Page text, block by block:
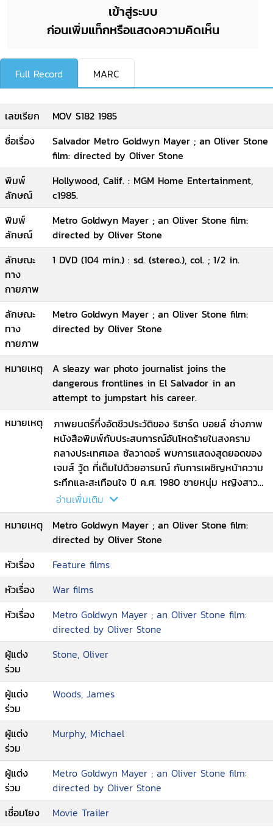
เข้าสู่ระบบ
ก่อนเพิ่มแท็กหรือแสดงความคิดเห็น
Full Record MARC
เลขเรียก
MOV S182 1985
ชื่อเรื่อง
Salvador Metro Goldwyn Mayer ; an Oliver Stone
film: directed by Oliver Stone
พิมพ์
ลักษณ์
Hollywood, Calif. : MGM Home Entertainment,
c1985.
พิมพ์
ลักษณ์
Metro Goldwyn Mayer ; an Oliver Stone film:
directed by Oliver Stone
ลักษณะ
ทาง
กายภาพ
1 DVD (104 min.) : sd. (stereo.), col. ; 1/2 in.
ลักษณะ
ทาง
กายภาพ
Metro Goldwyn Mayer ; an Oliver Stone film:
directed by Oliver Stone
หมายเหตุ
A sleazy war photo journalist joins the
dangerous frontlines in El Salvador in an
attempt to jumpstart his career.
หมายเหตุ
ภาพยนตร์กึ่งอัตชีวประวัติของ ริชาร์ด บอยล์ ช่างภาพ
หนังสือพิมพ์กับประสบการณ์อันโหดร้ายในสงคราม
กลางประเทศเอล ซัลวาดอร์ พบการแสดงสุดยอดของ
เจมส์ วู้ด ที่เต็มไปด้วยอารมณ์ กับการเผชิญหน้าความ
ระทึกและสะเทือนใจ ปี ค.ศ. 1980 ชายหนุ่ม หญิงสาว
และเด็กๆ จำนานมาก ต่างต้องสังเวยชีวิตให้กับ
สงครามนองเลือดกลางเมืองเอล ซัลวาดอร์ มันคือ
เหตุการณ์ที่แสนสยดสยอง แต่สำหรับ ริชาร์ด บอยล์
ช่างภาพข่าวสงครามผู้ต้องการก้าวสำคัญในอาชีพนั้น
เหตุการณ์นี้เป็นใบเบิกทางของเขา บอยล์พร้อมกล้อง
ถ่ายรูปคู่กายกระโจนสู่แถวหน้าของสงคราม เพื่อหวัง
เก็บภาพที่โหดร้าย ซึ่งเต็มไปด้วยความเจ็บปวดและน่า
กลัว แต่ภาพแต่ละภาพที่บอยล์ถ่ายไว้ เริ่มทำให้เขา
สัมผัสถึงโศกนาฏกรรมของมนุษยชาติ มันได้ปลุกความ
มีมนุษยธรรมของเขาขึ้นมา อีกทั้งยังเปลี่ยนแปลงจิต
วิญญาณของเขาไปตลอดกาล โดยที่บอยล์เองก็คาดไม่
ถึงมาก่อน
อ่านเพิ่มเติม
หมายเหตุ
Metro Goldwyn Mayer ; an Oliver Stone film:
directed by Oliver Stone
หัวเรื่อง
Feature films
หัวเรื่อง
War films
หัวเรื่อง
Metro Goldwyn Mayer ; an Oliver Stone film:
directed by Oliver Stone
ผู้แต่ง
ร่วม
Stone, Oliver
ผู้แต่ง
ร่วม
Woods, James
ผู้แต่ง
ร่วม
Murphy, Michael
ผู้แต่ง
ร่วม
Metro Goldwyn Mayer ; an Oliver Stone film:
directed by Oliver Stone
เชื่อมโยง
Movie Trailer